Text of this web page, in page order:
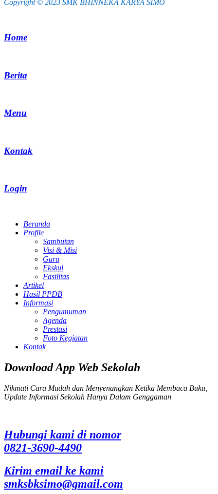
Copyright © 2023 SMK BHINNEKA KARYA SIMO
Home
Berita
Menu
Kontak
Login
Beranda
Profile
Sambutan
Visi & Misi
Guru
Ekskul
Fasilitas
Artikel
Hasil PPDB
Informasi
Pengumuman
Agenda
Prestasi
Foto Kegiatan
Kontak
Download App Web Sekolah
Nikmati Cara Mudah dan Menyenangkan Ketika Membaca Buku,
Update Informasi Sekolah Hanya Dalam Genggaman
Hubungi kami di nomor
0821-3690-4490
Kirim email ke kami
smksbksimo@gmail.com